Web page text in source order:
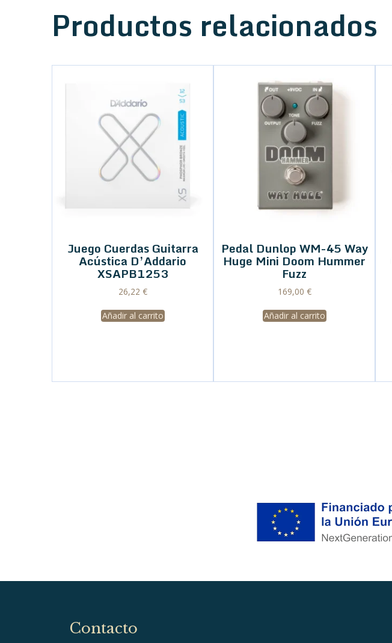
Productos relacionados
Juego Cuerdas Guitarra
Acústica D’Addario
XSAPB1253
26,22 €
Añadir al carrito
Pedal Dunlop WM-45 Way
Huge Mini Doom Hummer
Fuzz
169,00 €
Añadir al carrito
Contacto